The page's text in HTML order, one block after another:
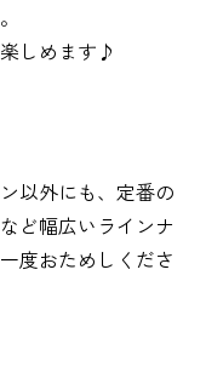
しめます♪
以外にも、定番の
ど幅広いラインナ
度おためしくださ